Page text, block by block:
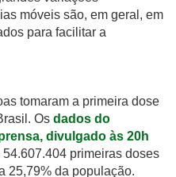
móveis são, em geral, em
para facilitar a
tomaram a primeira dose
Os dados do
divulgado às 20h
54.607.404 primeiras doses
25,79% da população.